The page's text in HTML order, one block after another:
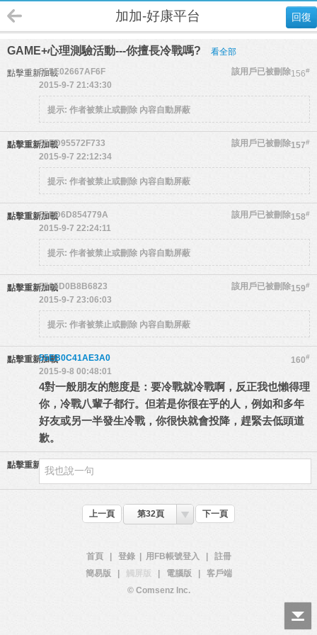
回復
加加-好康平台
GAME+心理測驗活動---你擅長冷戰嗎? 看全部
點擊重新加載 156#
555E02667AF6F
該用戶已被刪除
2015-9-7 21:43:30
提示: 作者被禁止或刪除 內容自動屏蔽
點擊重新加載 157#
55ED95572F733
該用戶已被刪除
2015-9-7 22:12:34
提示: 作者被禁止或刪除 內容自動屏蔽
點擊重新加載 158#
55ED6D854779A
該用戶已被刪除
2015-9-7 22:24:11
提示: 作者被禁止或刪除 內容自動屏蔽
點擊重新加載 159#
5565D0B8B6823
該用戶已被刪除
2015-9-7 23:06:03
提示: 作者被禁止或刪除 內容自動屏蔽
點擊重新加載 160#
55EB0C41AE3A0
2015-9-8 00:48:01
4對一般朋友的態度是：要冷戰就冷戰啊，反正我也懶得理
你，冷戰八輩子都行。但若是你很在乎的人，例如和多年
好友或另一半發生冷戰，你很快就會投降，趕緊去低頭道
歉。
點擊重新加載
上一頁 第32頁 下一頁
首頁 登錄 用FB帳號登入
註冊
簡易版
觸屏版 電腦版
客戶端
© Comsenz Inc.